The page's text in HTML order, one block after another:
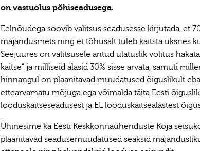
on vastuolus põhiseadusega.
Eelnõudega soovib valitsus seadusesse kirjutada, et
majandusmets ning et tõhusalt tuleb kaitsta üksnes
Seejuures on valitsusele antud ulatuslik volitus
kaitse“ ja milliseid alasid 30% sisse arvata, samuti
hinnangul on plaanitavad muudatused õiguslikult
ettearvamatu mõjuga ega võimalda täita Eesti
looduskaitseseadusest ja EL looduskaitsealastest
Ühinesime ka Eesti Keskkonnaühenduste Koja
plaanitavad seadusemuudatused seaksid